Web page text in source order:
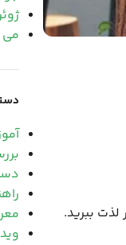
ببرید.
ژوئن
می 2024